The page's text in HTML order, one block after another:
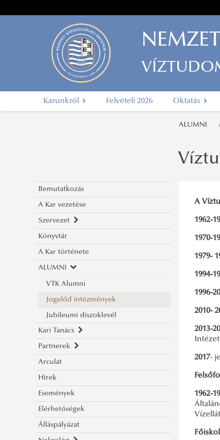
Karunkról Felvételi 2026 Oktatás
ALUMNI
Bemutatkozás
A Kar vezetése
Szervezet
Dékáni Hivatal
Oktatási szervezeti egységek
VTK ügyrendje
Könyvtár
A Kar története
ALUMNI
VTK Alumni
Jogelőd intézmények
Jubileumi díszoklevél
Kari Tanács
Bemutatás
A Kari Tanács határozatai
A Kari Tanács 2026. évi határozatai
A Kari Tanács 2025. évi határozatai
A Kari Tanács 2024. évi határozatai
A Kari Tanács 2023. évi határozatai
Kari Tanács tagjai
Partnerek
Hazai szakmai kapcsolatok
Nemzetközi szakmai kapcsolatok
Arculat
Hírek
Események
Elérhetőségek
Álláspályázat
A
1962-
1970-
1979-
1994-
1996-
2010-
2013-
Intézet
2017-
1962-